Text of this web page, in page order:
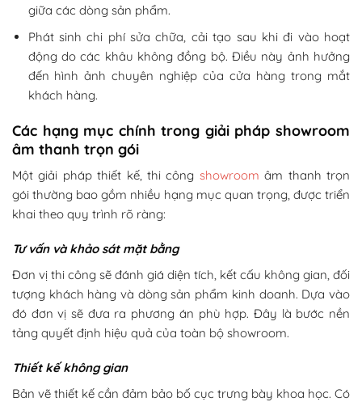
giữa các dòng sản phẩm.
Phát sinh chi phí sửa chữa, cải tạo sau khi đi vào hoạt
động do các khâu không đồng bộ. Điều này ảnh hưởng
đến hình ảnh chuyên nghiệp của cửa hàng trong mắt
khách hàng.
Các hạng mục chính trong giải pháp showroom
âm thanh trọn gói
Một giải pháp thiết kế, thi công showroom âm thanh trọn
gói thường bao gồm nhiều hạng mục quan trọng, được triển
khai theo quy trình rõ ràng:
Tư vấn và khảo sát mặt bằng
Đơn vị thi công sẽ đánh giá diện tích, kết cấu không gian, đối
tượng khách hàng và dòng sản phẩm kinh doanh. Dựa vào
đó đơn vị sẽ đưa ra phương án phù hợp. Đây là bước nền
tảng quyết định hiệu quả của toàn bộ showroom.
Thiết kế không gian
Bản vẽ thiết kế cần đảm bảo bố cục trưng bày khoa học. Có